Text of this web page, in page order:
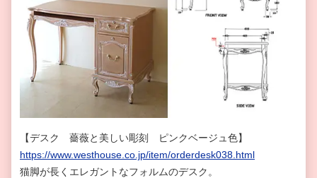
【デスク 薔薇と美しい彫刻 ピンクベージュ色】
https://www.westhouse.co.jp/item/orderdesk038.html
猫脚が長くエレガントなフォルムのデスク。